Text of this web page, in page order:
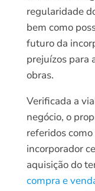
regularidade
bem como
futuro da
prejuízos para
obras.
Verificada a
negócio, o
referidos
incorporador
aquisição do
compra e